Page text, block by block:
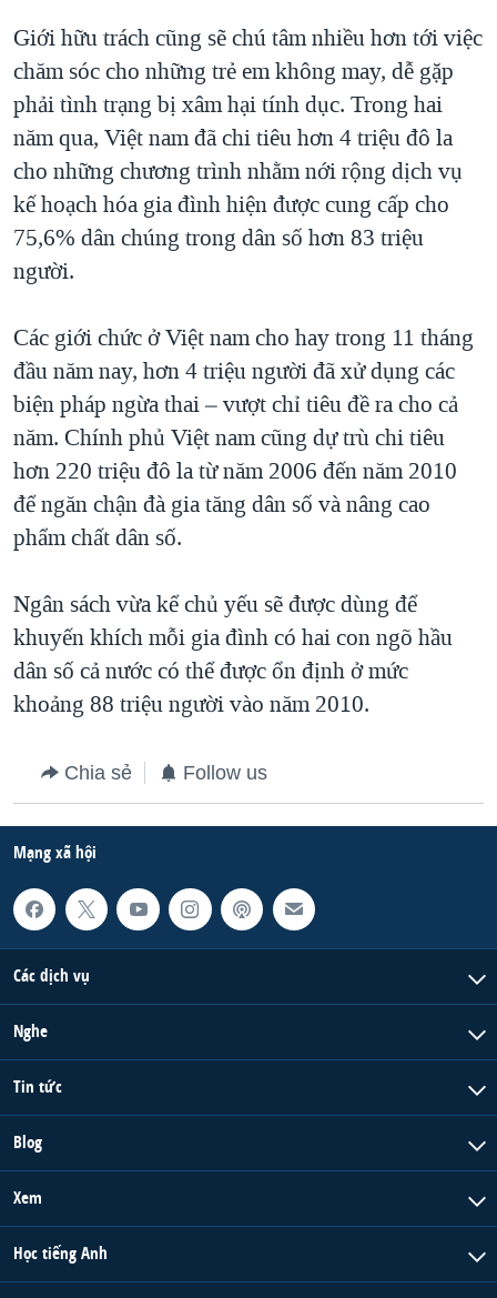
VĂN HOÁ
THỂ THAO
GIÁO DỤC
GROUND ZERO – XƯA VÀ NAY
CÁC GIÁ TRỊ CỘNG HÒA Ở VIỆT NAM
THƯỢNG ĐỈNH TRUMP-KIM TẠI VIỆT NAM
TRỊNH VĨNH BÌNH VS. CHÍNH PHỦ VIỆT NAM
NGƯ DÂN VIỆT VÀ LÀN SÓNG TRỘM HẢI SÂM
QUAN HỆ VIỆT MỸ
Ngôn ngữ khác
Giới hữu trách cũng sẽ chú tâm nhiều hơn tới việc
chăm sóc cho những trẻ em không may, dễ gặp
phải tình trạng bị xâm hại tính dục. Trong hai
năm qua, Việt nam đã chi tiêu hơn 4 triệu đô la
cho những chương trình nhằm nới rộng dịch vụ
kế hoạch hóa gia đình hiện được cung cấp cho
75,6% dân chúng trong dân số hơn 83 triệu
người.
Các giới chức ở Việt nam cho hay trong 11 tháng
đầu năm nay, hơn 4 triệu người đã xử dụng các
biện pháp ngừa thai – vượt chỉ tiêu đề ra cho cả
năm. Chính phủ Việt nam cũng dự trù chi tiêu
hơn 220 triệu đô la từ năm 2006 đến năm 2010
để ngăn chận đà gia tăng dân số và nâng cao
phẩm chất dân số.
Ngân sách vừa kể chủ yếu sẽ được dùng để
khuyến khích mỗi gia đình có hai con ngõ hầu
dân số cả nước có thể được ổn định ở mức
khoảng 88 triệu người vào năm 2010.
Chia sẻ Follow us
Mạng xã hội
Các dịch vụ
Nghe
Tin tức
Blog
Xem
Học tiếng Anh